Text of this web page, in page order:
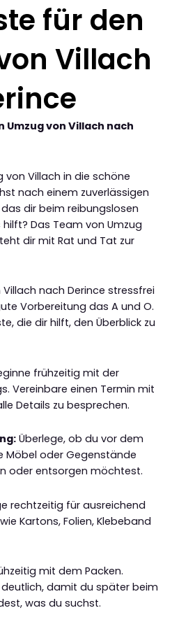
für den
Villach
von Villach nach
von Villach in die schöne
nach einem zuverlässigen
dir beim reibungslosen
Das Team von Umzug
dir mit Rat und Tat zur
nach Derince stressfrei
Vorbereitung das A und O.
die dir hilft, den Überblick zu
frühzeitig mit der
Vereinbare einen Termin mit
Details zu besprechen.
Überlege, ob du vor dem
Möbel oder Gegenstände
oder entsorgen möchtest.
rechtzeitig für ausreichend
Kartons, Folien, Klebeband
mit dem Packen.
damit du später beim
was du suchst.